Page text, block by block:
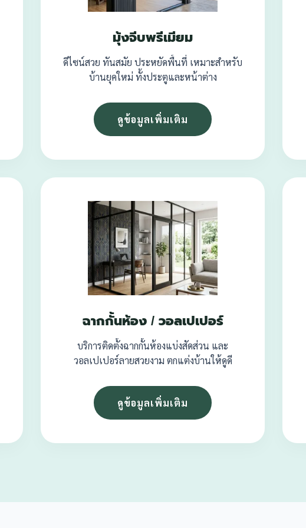
มุ้งจีบพรีเมียม
ดีไซน์สวย ทันสมัย ประหยัดพื้นที่ เหมาะสำหรับ
บ้านยุคใหม่ ทั้งประตูและหน้าต่าง
ดูข้อมูลเพิ่มเติม
ฉากกั้นห้อง / วอลเปเปอร์
บริการติดตั้งฉากกั้นห้องแบ่งสัดส่วน และ
วอลเปเปอร์ลายสวยงาม ตกแต่งบ้านให้ดูดี
ดูข้อมูลเพิ่มเติม